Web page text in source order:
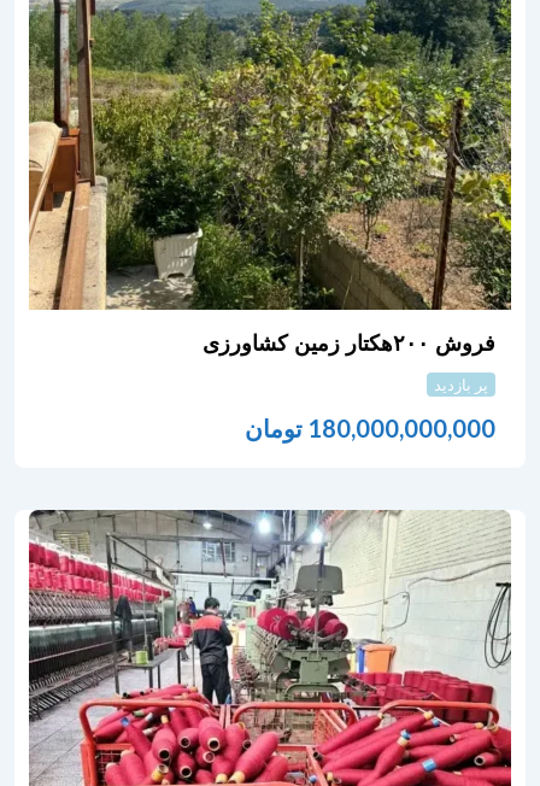
فروش ۲۰۰هکتار زمین کشاورزی
پر بازدید
180,000,000,000 تومان